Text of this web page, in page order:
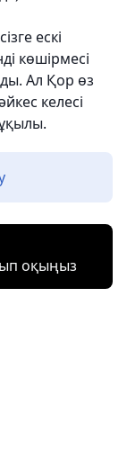
ескі
көшірмесі
Ал Қор өз
келесі
оқыңыз